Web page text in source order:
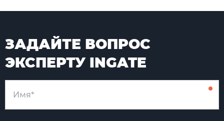
ЗАДАЙТЕ ВОПРОС
ЭКСПЕРТУ INGATE